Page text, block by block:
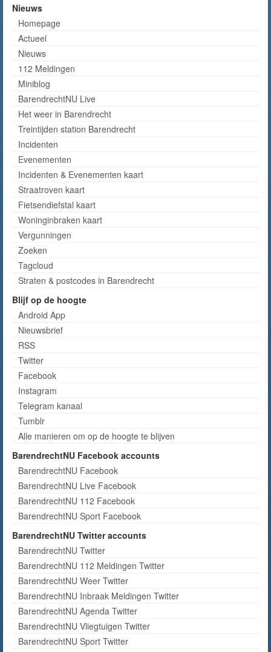
Nieuws
Homepage
Actueel
Nieuws
112 Meldingen
Miniblog
BarendrechtNU Live
Het weer in Barendrecht
Treintijden station Barendrecht
Incidenten
Evenementen
Incidenten & Evenementen kaart
Straatroven kaart
Fietsendiefstal kaart
Woninginbraken kaart
Vergunningen
Zoeken
Tagcloud
Straten & postcodes in Barendrecht
Blijf op de hoogte
Android App
Nieuwsbrief
RSS
Twitter
Facebook
Instagram
Telegram kanaal
Tumblr
Alle manieren om op de hoogte te blijven
BarendrechtNU Facebook accounts
BarendrechtNU Facebook
BarendrechtNU Live Facebook
BarendrechtNU 112 Facebook
BarendrechtNU Sport Facebook
BarendrechtNU Twitter accounts
BarendrechtNU Twitter
BarendrechtNU 112 Meldingen Twitter
BarendrechtNU Weer Twitter
BarendrechtNU Inbraak Meldingen Twitter
BarendrechtNU Agenda Twitter
BarendrechtNU Vliegtuigen Twitter
BarendrechtNU Sport Twitter